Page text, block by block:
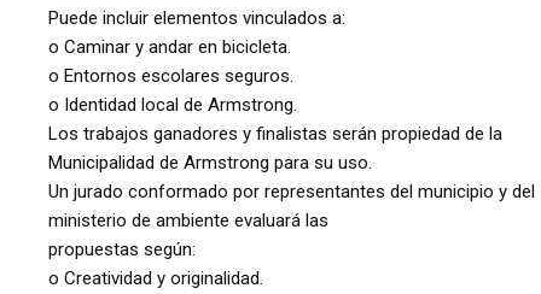
Puede incluir elementos vinculados a:
o Caminar y andar en bicicleta.
o Entornos escolares seguros.
o Identidad local de Armstrong.
Los trabajos ganadores y finalistas serán propiedad de la
Municipalidad de Armstrong para su uso.
Un jurado conformado por representantes del municipio y del
ministerio de ambiente evaluará las
propuestas según:
o Creatividad y originalidad.